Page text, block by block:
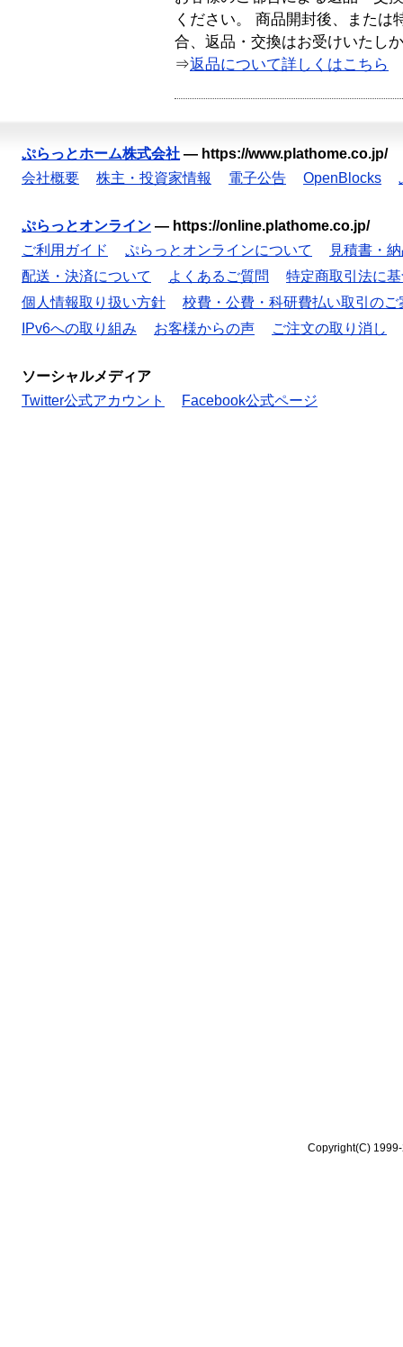
ください。 商品開封後、または
合、返品・交換はお受けいたし
⇒返品について詳しくはこちら
ぷらっとホーム株式会社 — https://www.plathome.co.jp/
会社概要
株主・投資家情報 電子公告 OpenBlocks
ぷらっとオンライン — https://online.plathome.co.jp/
ご利用ガイド
ぷらっとオンラインについて
見積書・
配送・決済について
よくあるご質問
特定商取引法に
個人情報取り扱い方針
校費・公費・科研費払い取引のご
IPv6への取り組み
お客様からの声 ご注文の取り消し
ソーシャルメディア
Twitter公式アカウント
Facebook公式ページ
Copyright(C)